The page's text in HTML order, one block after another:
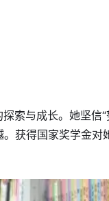
索与成长。她坚信
获得国家奖学金对